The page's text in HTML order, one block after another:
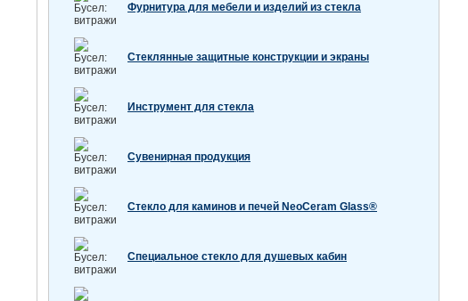
Фурнитура для мебели и изделий из стекла
Стеклянные защитные конструкции и экраны
Инструмент для стекла
Сувенирная продукция
Стекло для каминов и печей NeoCeram Glass®
Специальное стекло для душевых кабин